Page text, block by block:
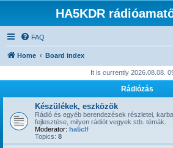
HA5KDR
FAQ
Home Board index
It is currently 2026.08.08.
Rádiózás
Készülékek, eszközök
Rádió és egyéb berendezések részletei,
fejlesztése, milyen rádiót vegyek stb. témák.
Moderator: ha5clf
Topics: 8